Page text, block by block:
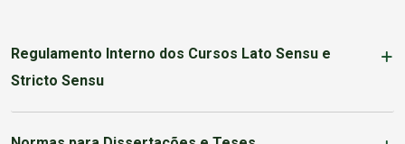
Regulamento Interno dos Cursos Lato Sensu e
Stricto Sensu